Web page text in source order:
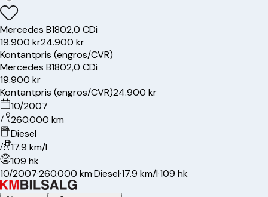
Mercedes B1802,0 CDi
19.900 kr24.900 kr
Kontantpris (engros/CVR)
Mercedes B1802,0 CDi
19.900 kr
Kontantpris (engros/CVR)24.900 kr
10/2007
260.000 km
Diesel
17.9 km/l
109 hk
10/2007·260.000 km·Diesel·17.9 km/l·109 hk